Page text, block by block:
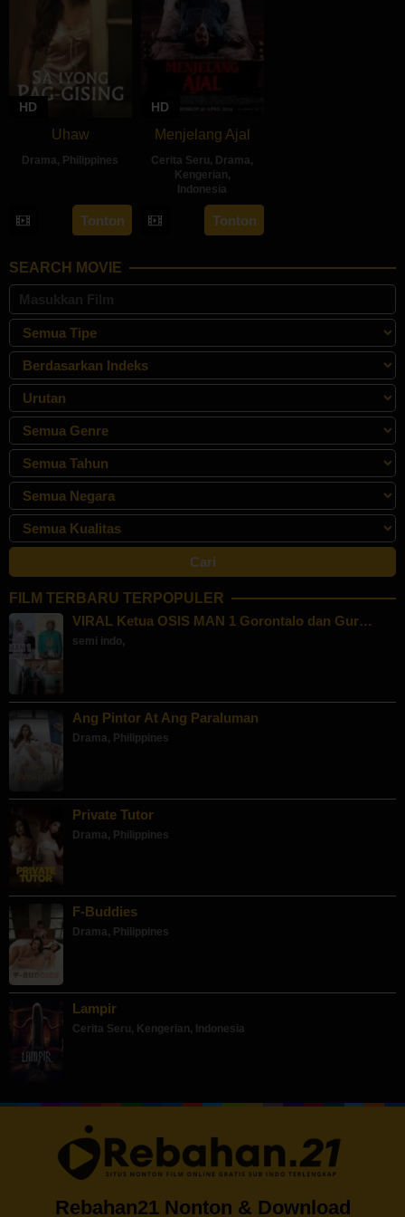
HD
Uhaw
Drama, Philippines
Aug
2024
Bonifacio
Tonton
HD
Menjelang Ajal
Cerita Seru, Drama,
Kengerian,
Indonesia
30
Apr
Hadrah
Daeng
Tonton
SEARCH MOVIE
FILM TERBARU TERPOPULER
VIRAL Ketua OSIS MAN 1 Gorontalo dan Gur…
semi indo,
Ang Pintor At Ang Paraluman
Drama, Philippines
Private Tutor
Drama, Philippines
F-Buddies
Drama, Philippines
Lampir
Cerita Seru, Kengerian, Indonesia
Rebahan21 Nonton & Download